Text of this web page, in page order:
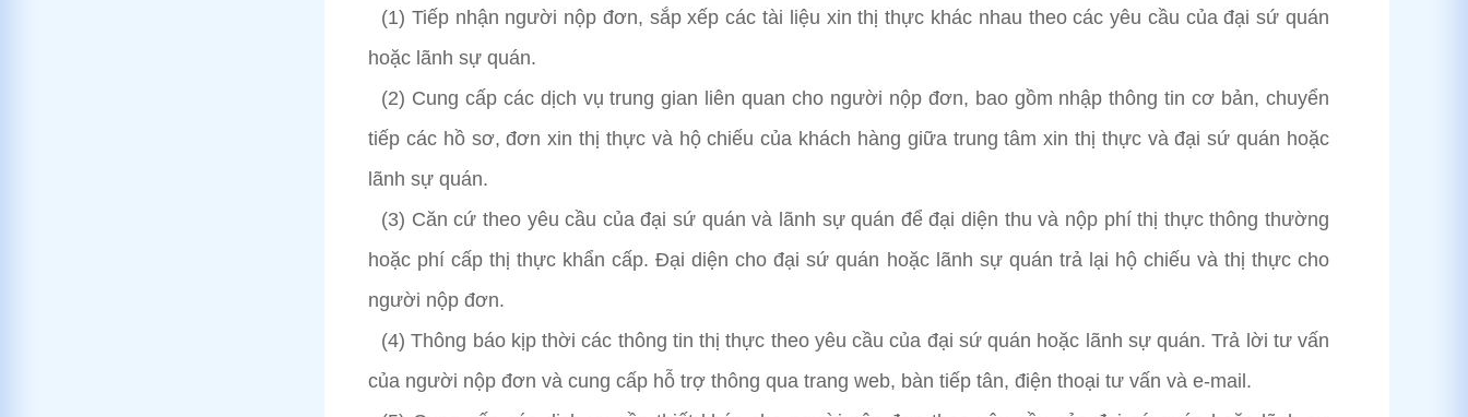
(1) Tiếp nhận người nộp đơn, sắp xếp các tài liệu xin thị thực khác nhau theo các yêu cầu của đại sứ quán
hoặc lãnh sự quán.
(2) Cung cấp các dịch vụ trung gian liên quan cho người nộp đơn, bao gồm nhập thông tin cơ bản, chuyển
tiếp các hồ sơ, đơn xin thị thực và hộ chiếu của khách hàng giữa trung tâm xin thị thực và đại sứ quán hoặc
lãnh sự quán.
(3) Căn cứ theo yêu cầu của đại sứ quán và lãnh sự quán để đại diện thu và nộp phí thị thực thông thường
hoặc phí cấp thị thực khẩn cấp. Đại diện cho đại sứ quán hoặc lãnh sự quán trả lại hộ chiếu và thị thực cho
người nộp đơn.
(4) Thông báo kịp thời các thông tin thị thực theo yêu cầu của đại sứ quán hoặc lãnh sự quán. Trả lời tư vấn
của người nộp đơn và cung cấp hỗ trợ thông qua trang web, bàn tiếp tân, điện thoại tư vấn và e-mail.